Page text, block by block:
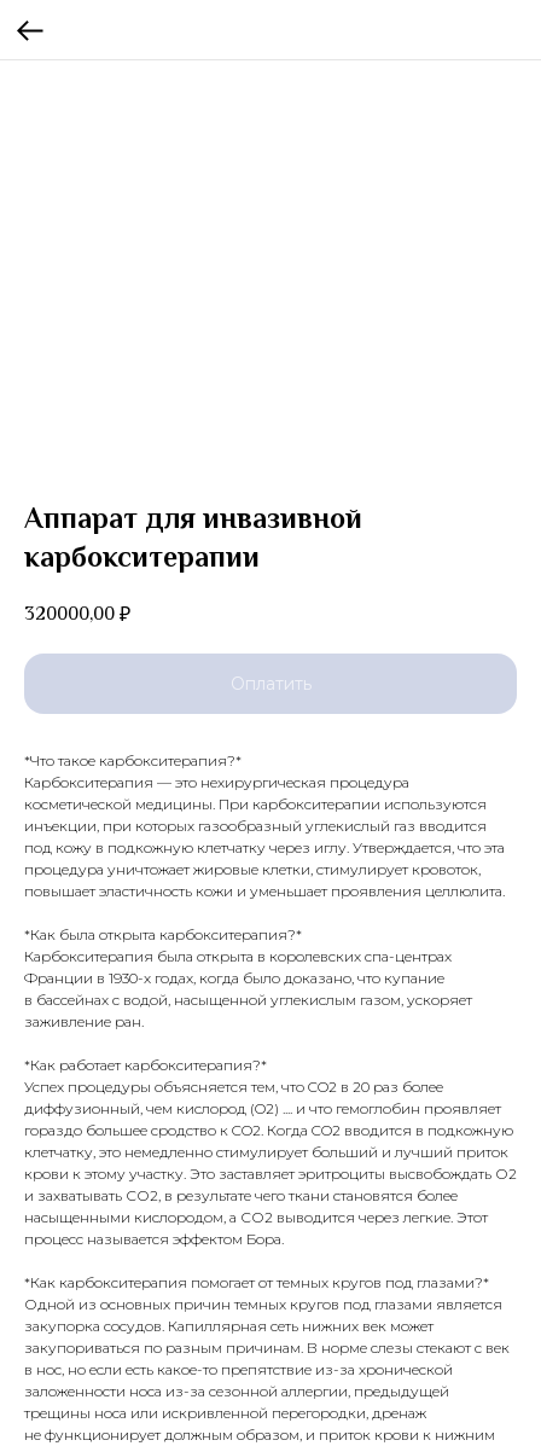
Аппарат для инвазивной
карбокситерапии
320000,00₽
Оплатить
*Что такое карбокситерапия?*
Карбокситерапия — это нехирургическая процедура
косметической медицины. При карбокситерапии используются
инъекции, при которых газообразный углекислый газ вводится
под кожу в подкожную клетчатку через иглу. Утверждается, что эта
процедура уничтожает жировые клетки, стимулирует кровоток,
повышает эластичность кожи и уменьшает проявления целлюлита.
*Как была открыта карбокситерапия?*
Карбокситерапия была открыта в королевских спа-центрах
Франции в 1930-х годах, когда было доказано, что купание
в бассейнах с водой, насыщенной углекислым газом, ускоряет
заживление ран.
*Как работает карбокситерапия?*
Успех процедуры объясняется тем, что CO2 в 20 раз более
диффузионный, чем кислород (O2) .... и что гемоглобин проявляет
гораздо большее сродство к CO2. Когда CO2 вводится в подкожную
клетчатку, это немедленно стимулирует больший и лучший приток
крови к этому участку. Это заставляет эритроциты высвобождать О2
и захватывать СО2, в результате чего ткани становятся более
насыщенными кислородом, а СО2 выводится через легкие. Этот
процесс называется эффектом Бора.
*Как карбокситерапия помогает от темных кругов под глазами?*
Одной из основных причин темных кругов под глазами является
закупорка сосудов. Капиллярная сеть нижних век может
закупориваться по разным причинам. В норме слезы стекают с век
в нос, но если есть какое-то препятствие из-за хронической
заложенности носа из-за сезонной аллергии, предыдущей
трещины носа или искривленной перегородки, дренаж
не функционирует должным образом, и приток крови к нижним